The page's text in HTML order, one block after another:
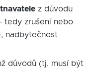
z důvodu
tedy zrušení nebo
nadbytečnost
důvodů (tj. musí být